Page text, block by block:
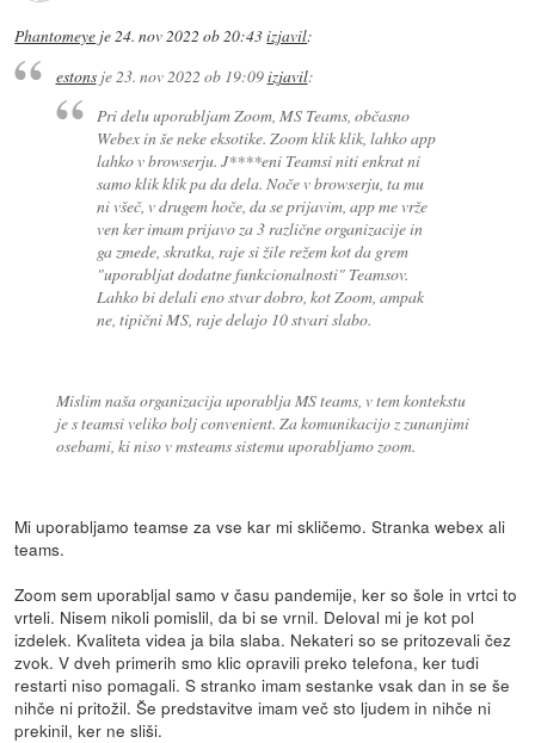
Phantomeye je24. nov 2022 ob 20:43izjavil:
estonsje23. nov 2022 ob 19:09izjavil:
Pri delu uporabljam Zoom, MS Teams, občasno
Webex in še neke eksotike. Zoom klik klik, lahko app
lahko v browserju. J****eni Teamsi niti enkrat ni
samo klik klik pa da dela. Noče v browserju, ta mu
ni všeč, v drugem hoče, da se prijavim, app me vrže
ven ker imam prijavo za 3 različne organizacije in
ga zmede, skratka, raje si žile režem kot da grem
"uporabljat dodatne funkcionalnosti" Teamsov.
Lahko bi delali eno stvar dobro, kot Zoom, ampak
ne, tipični MS, raje delajo 10 stvari slabo.
Mislim naša organizacija uporablja MS teams, v tem kontekstu
je s teamsi veliko bolj convenient. Za komunikacijo z zunanjimi
osebami, ki niso v msteams sistemu uporabljamo zoom.
Mi uporabljamo teamse za vse kar mi skličemo. Stranka webex ali
teams.
Zoom sem uporabljal samo v času pandemije, ker so šole in vrtci to
vrteli. Nisem nikoli pomislil, da bi se vrnil. Deloval mi je kot pol
izdelek. Kvaliteta videa ja bila slaba. Nekateri so se pritozevali čez
zvok. V dveh primerih smo klic opravili preko telefona, ker tudi
restarti niso pomagali. S stranko imam sestanke vsak dan in se še
nihče ni pritožil. Še predstavitve imam več sto ljudem in nihče ni
prekinil, ker ne sliši.